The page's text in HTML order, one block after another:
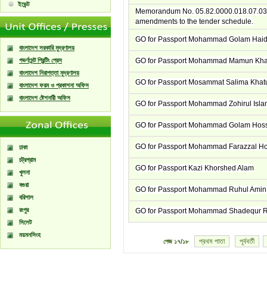
ইভেন্ট
বাংলাদেশ সরকারি মুদ্রণালয়
গভর্ণমেন্ট প্রিন্টিং প্রেস
বাংলাদেশ নিরাপত্তা মুদ্রণালয়
বাংলাদেশ ফরম ও প্রকাশনা অফিস
বাংলাদেশ ষ্টেশনারী অফিস
ঢাকা
চট্রগ্রাম
খুলনা
বগুরা
বরিশাল
রংপুর
সিলেট
ময়মনসিংহ
Memorandum No.
amendments to the tender schedule.
GO for Passport Mohammad Golam
GO for Passport Mohammad Mamun
GO for Passport Mosammat Salima
GO for Passport Mohammad Zohirul
GO for Passport Mohammad Golam
GO for Passport Mohammad Farazzal
GO for Passport Kazi Khorshed Alam
GO for Passport Mohammad Ruhul
GO for Passport Mohammad Shadequr
পেজ ১৭/১৮ প্রথম পাতা পূর্ববর্তী